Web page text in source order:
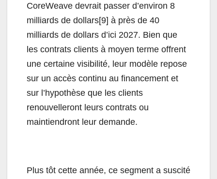
CoreWeave devrait passer d’environ 8
milliards de dollars[9] à près de 40
milliards de dollars d’ici 2027. Bien que
les contrats clients à moyen terme offrent
une certaine visibilité, leur modèle repose
sur un accès continu au financement et
sur l’hypothèse que les clients
renouvelleront leurs contrats ou
maintiendront leur demande.
Plus tôt cette année, ce segment a suscité